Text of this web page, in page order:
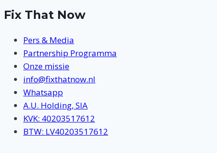
Fix That Now
Pers & Media
Partnership Programma
Onze missie
info@fixthatnow.nl
Whatsapp
A.U. Holding, SIA
KVK: 40203517612
BTW: LV40203517612